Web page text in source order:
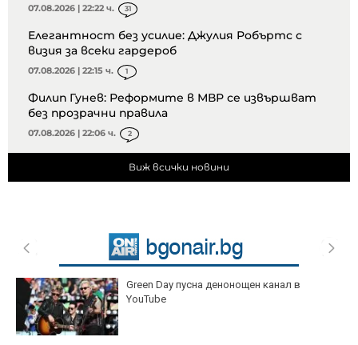
07.08.2026 | 22:22 ч. 31
Елегантност без усилие: Джулия Робъртс с
визия за всеки гардероб
07.08.2026 | 22:15 ч. 1
Филип Гунев: Реформите в МВР се извършват
без прозрачни правила
07.08.2026 | 22:06 ч. 2
Виж всички новини
Green Day пусна денонощен канал в
YouTube